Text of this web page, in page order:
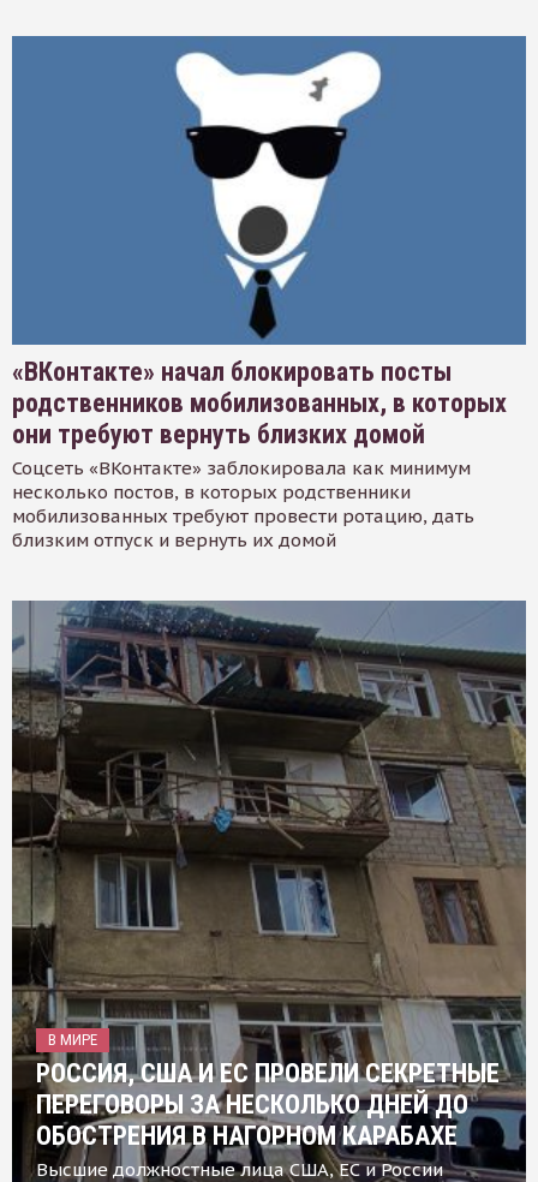
«ВКонтакте» начал блокировать посты
родственников мобилизованных, в которых
они требуют вернуть близких домой
Соцсеть «ВКонтакте» заблокировала как минимум
несколько постов, в которых родственники
мобилизованных требуют провести ротацию, дать
близким отпуск и вернуть их домой
В МИРЕ
РОССИЯ, США И ЕС ПРОВЕЛИ СЕКРЕТНЫЕ
ПЕРЕГОВОРЫ ЗА НЕСКОЛЬКО ДНЕЙ ДО
ОБОСТРЕНИЯ В НАГОРНОМ КАРАБАХЕ
Высшие должностные лица США, ЕС и России